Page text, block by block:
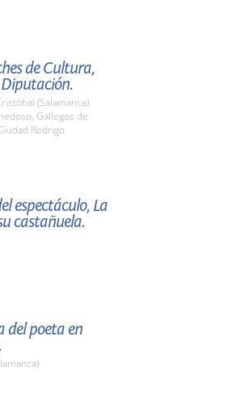
de Cultura,
(Salamanca)
Gallegos de
Rodrigo
espectáculo, La
castañuela.
del poeta en